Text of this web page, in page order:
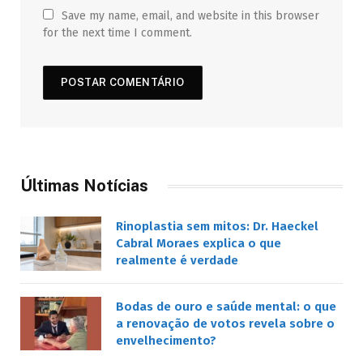
Save my name, email, and website in this browser
for the next time I comment.
Últimas Notícias
Rinoplastia sem mitos: Dr. Haeckel
Cabral Moraes explica o que
realmente é verdade
Bodas de ouro e saúde mental: o que
a renovação de votos revela sobre o
envelhecimento?